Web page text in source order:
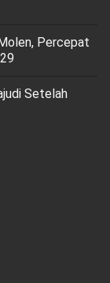
Percepat
Setelah